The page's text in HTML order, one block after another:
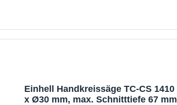
Einhell Handkreissäge TC-CS
x Ø30 mm, max. Schnitttiefe 67